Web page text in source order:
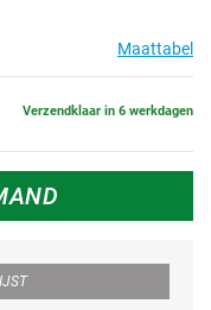
Maattabel
Verzendklaar in 6 werkdagen